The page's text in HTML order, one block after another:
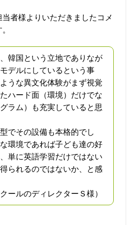
者様よりいただきましたコメ
韓国という立地でありなが
デルにしているという事
うな異文化体験がまず視覚
ハード面（環境）だけでな
ラム）も充実していると思
でその設備も本格的でし
環境であれば子ども達の好
単に英語学習だけではない
られるのではないか、と感
ールのディレクターＳ様）